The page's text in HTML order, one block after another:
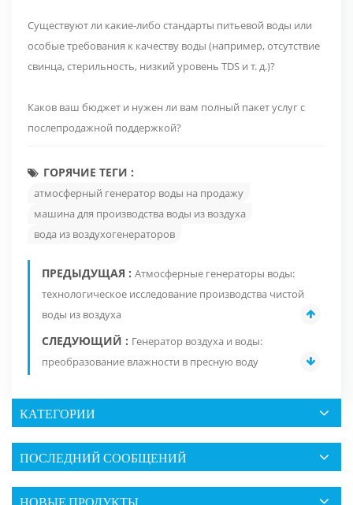
Существуют ли какие-либо стандарты питьевой воды или
особые требования к качеству воды (например, отсутствие
свинца, стерильность, низкий уровень TDS и т. д.)?
Каков ваш бюджет и нужен ли вам полный пакет услуг с
послепродажной поддержкой?
ГОРЯЧИЕ ТЕГИ :
атмосферный генератор воды на продажу
машина для производства воды из воздуха
вода из воздухогенераторов
ПРЕДЫДУЩАЯ : Атмосферные генераторы воды:
технологическое исследование производства чистой
воды из воздуха
СЛЕДУЮЩИЙ : Генератор воздуха и воды:
преобразование влажности в пресную воду
КАТЕГОРИИ
ПОСЛЕДНИЙ СООБЩЕНИЙ
НОВЫЕ ПРОДУКТЫ